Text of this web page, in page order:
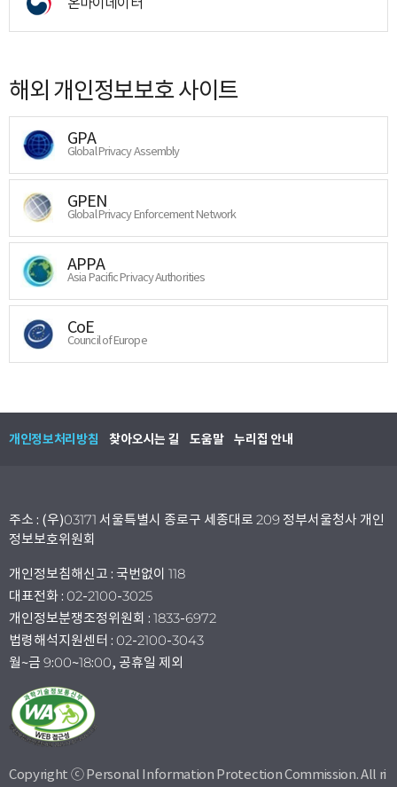
해외 개인정보보호 사이트
GPA
Global Privacy Assembly
GPEN
Global Privacy Enforcement Network
APPA
Asia Pacific Privacy Authorities
CoE
Council of Europe
개인정보처리방침 찾아오시는 길 도움말 누리집 안내
주소 : (우)03171 서울특별시 종로구 세종대로 209 정부서울청사 개인
정보보호위원회
개인정보침해신고 : 국번없이 118
대표전화 : 02-2100-3025
개인정보분쟁조정위원회 : 1833-6972
법령해석지원센터 : 02-2100-3043
월~금 9:00~18:00, 공휴일 제외
Copyright ⓒ Personal Information Protection Commission. All ri